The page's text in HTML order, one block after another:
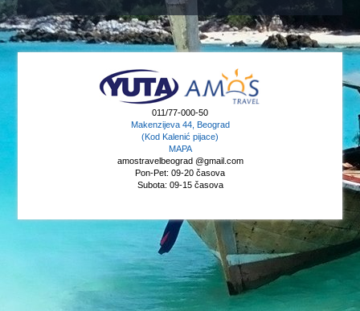
011/77-000-50
Makenzijeva 44, Beograd
(Kod Kalenić pijace)
MAPA
amostravelbeograd @gmail.com
Pon-Pet: 09-20 časova
Subota: 09-15 časova